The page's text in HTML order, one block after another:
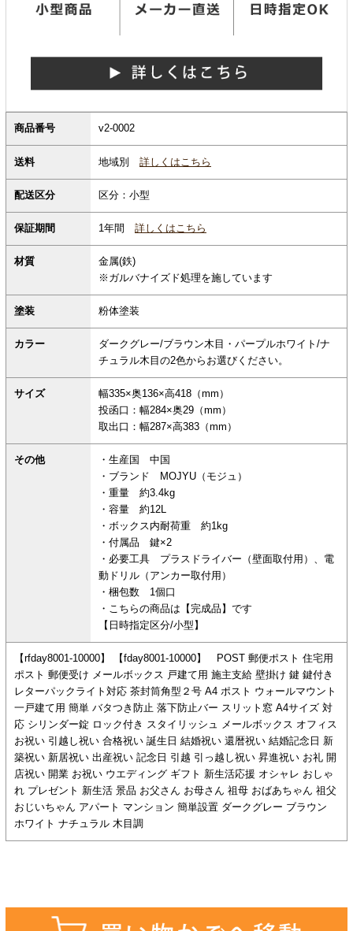
商品番号 v2-0002
送料 地域別 詳しくはこちら
配送区分 区分：小型
保証期間 1年間 詳しくはこちら
材質
金属(鉄)
※ガルバナイズド処理を施しています
塗装 粉体塗装
カラー
ダークグレー/ブラウン木目・パープルホワイト/ナ
チュラル木目の2色からお選びください。
サイズ
幅335×奥136×高418（mm）
投函口：幅284×奥29（mm）
取出口：幅287×高383（mm）
その他
・生産国 中国
・ブランド MOJYU（モジュ）
・重量 約3.4kg
・容量 約12L
・ボックス内耐荷重 約1kg
・付属品 鍵×2
・必要工具 プラスドライバー（壁面取付用）、電
動ドリル（アンカー取付用）
・梱包数 1個口
・こちらの商品は【完成品】です
【日時指定区分/小型】
【rfday8001-10000】 【fday8001-10000】 POST 郵便ポスト 住宅用
ポスト 郵便受け メールボックス 戸建て用 施主支給 壁掛け 鍵 鍵付き
レターパックライト対応 茶封筒角型２号 A4 ポスト ウォールマウント
一戸建て用 簡単 バタつき防止 落下防止バー スリット窓 A4サイズ 対
応 シリンダー錠 ロック付き スタイリッシュ メールボックス オフィス
お祝い 引越し祝い 合格祝い 誕生日 結婚祝い 還暦祝い 結婚記念日 新
築祝い 新居祝い 出産祝い 記念日 引越 引っ越し祝い 昇進祝い お礼 開
店祝い 開業 お祝い ウエディング ギフト 新生活応援 オシャレ おしゃ
れ プレゼント 新生活 景品 お父さん お母さん 祖母 おばあちゃん 祖父
おじいちゃん アパート マンション 簡単設置 ダークグレー ブラウン
ホワイト ナチュラル 木目調